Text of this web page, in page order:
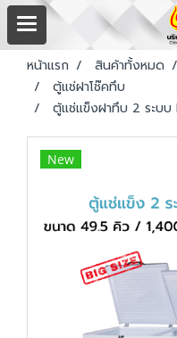
หน้าแรก สินค้าทั้งหมด
ตู้แช่ฝาโช๊คทึบ
ตู้แช่แข็งฝาทึบ 2 ระบบ
New